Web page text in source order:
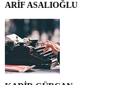
ARİF ASALIOĞLU